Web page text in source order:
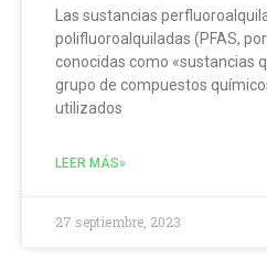
Las sustancias
polifluoroalquiladas (PFAS,
conocidas como «sustancias
grupo de compuestos
utilizados
LEER MÁS»
27 septiembre, 2023